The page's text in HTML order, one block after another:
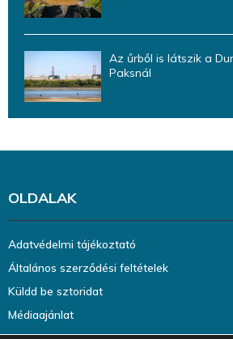
Az űrből is látszik a
Paksnál
OLDALAK
Adatvédelmi tájékoztató
Általános szerződési feltételek
Küldd be sztoridat
Médiaajánlat